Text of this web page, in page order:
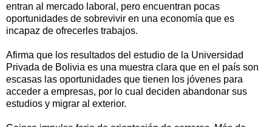
entran al mercado laboral, pero encuentran pocas
oportunidades de sobrevivir en una economía que es
incapaz de ofrecerles trabajos.
Afirma que los resultados del estudio de la Universidad
Privada de Bolivia es una muestra clara que en el país son
escasas las oportunidades que tienen los jóvenes para
acceder a empresas, por lo cual deciden abandonar sus
estudios y migrar al exterior.